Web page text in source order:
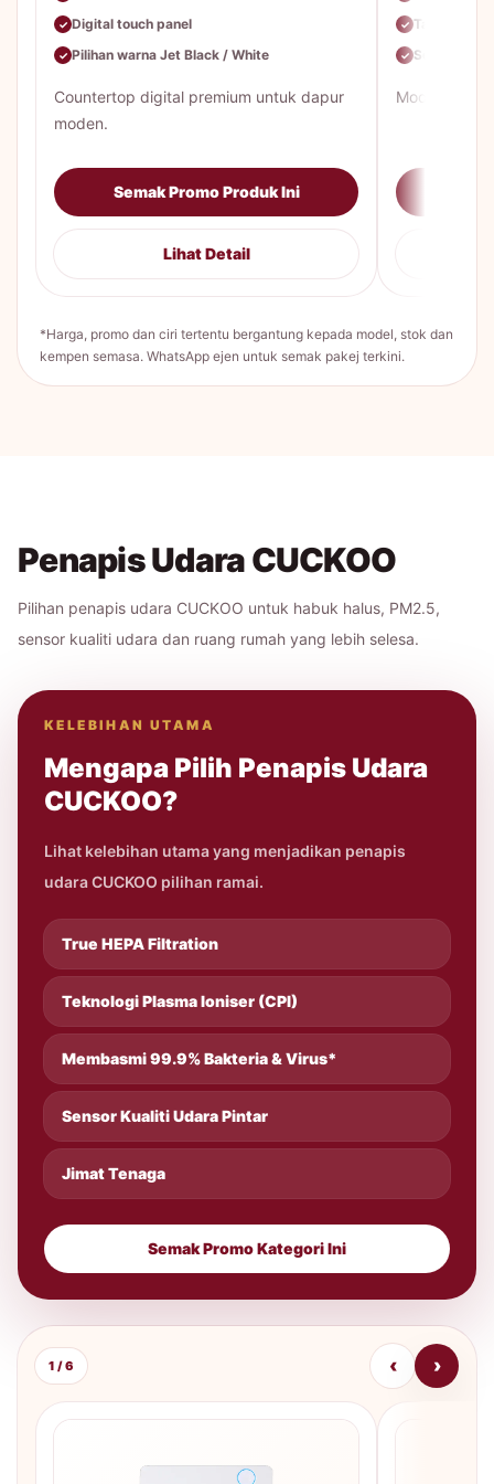
✓ Digital touch panel
✓ Pilihan warna Jet Black / White
Countertop digital premium untuk dapur
moden.
Semak Promo Produk Ini
Lihat Detail
✓ Tangki
✓ Servis &
Model
*Harga, promo dan ciri tertentu bergantung kepada model, stok dan
kempen semasa. WhatsApp ejen untuk semak pakej terkini.
Penapis Udara CUCKOO
Pilihan penapis udara CUCKOO untuk habuk halus, PM2.5,
sensor kualiti udara dan ruang rumah yang lebih selesa.
KELEBIHAN UTAMA
Mengapa Pilih Penapis Udara
CUCKOO?
Lihat kelebihan utama yang menjadikan penapis
udara CUCKOO pilihan ramai.
True HEPA Filtration
Teknologi Plasma Ioniser (CPI)
Membasmi 99.9% Bakteria & Virus*
Sensor Kualiti Udara Pintar
Jimat Tenaga
Semak Promo Kategori Ini
1 / 6 ‹ ›